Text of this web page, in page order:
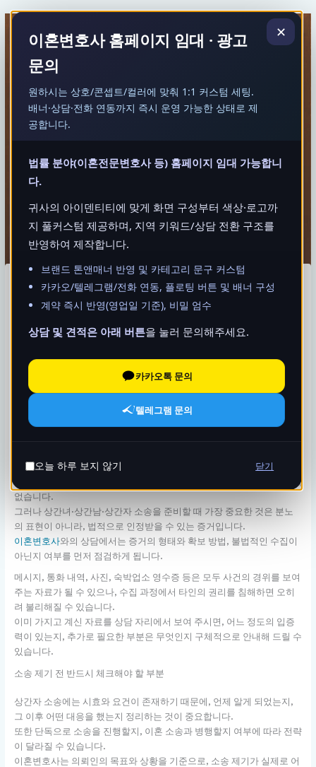
✕
이혼변호사 홈페이지 임대 · 광고
문의
원하시는 상호/콘셉트/컬러에 맞춰 1:1 커스텀 세팅.
배너·상담·전화 연동까지 즉시 운영 가능한 상태로 제
공합니다.
법률 분야(이혼전문변호사 등) 홈페이지 임대 가능합니
다.
귀사의 아이덴티티에 맞게 화면 구성부터 색상·로고까
지 풀커스텀 제공하며, 지역 키워드/상담 전환 구조를
반영하여 제작합니다.
브랜드 톤앤매너 반영 및 카테고리 문구 커스텀
카카오/텔레그램/전화 연동, 플로팅 버튼 및 배너 구성
계약 즉시 반영(영업일 기준), 비밀 엄수
상담 및 견적은 아래 버튼을 눌러 문의해주세요.
카카오톡 문의
텔레그램 문의
오늘 하루 보지 않기 닫기
상간녀·상간남·상간자
소송, 이혼변호사와 진
행 순서부터 점검하기
글쓴이
상간녀·상간남·상간자 소송, 이혼변호사와 진행 순서부터 점검하기
배우자의 외도 사실을 알게 되면, 누구나 감정적으로 크게 흔들릴 수밖에
없습니다.
그러나 상간녀·상간남·상간자 소송을 준비할 때 가장 중요한 것은 분노
의 표현이 아니라, 법적으로 인정받을 수 있는 증거입니다.
이혼변호사와의 상담에서는 증거의 형태와 확보 방법, 불법적인 수집이
아닌지 여부를 먼저 점검하게 됩니다.
메시지, 통화 내역, 사진, 숙박업소 영수증 등은 모두 사건의 경위를 보여
주는 자료가 될 수 있으나, 수집 과정에서 타인의 권리를 침해하면 오히
려 불리해질 수 있습니다.
이미 가지고 계신 자료를 상담 자리에서 보여 주시면, 어느 정도의 입증
력이 있는지, 추가로 필요한 부분은 무엇인지 구체적으로 안내해 드릴 수
있습니다.
소송 제기 전 반드시 체크해야 할 부분
상간자 소송에는 시효와 요건이 존재하기 때문에, 언제 알게 되었는지,
그 이후 어떤 대응을 했는지 정리하는 것이 중요합니다.
또한 단독으로 소송을 진행할지, 이혼 소송과 병행할지 여부에 따라 전략
이 달라질 수 있습니다.
이혼변호사는 의뢰인의 목표와 상황을 기준으로, 소송 제기가 실제로 어